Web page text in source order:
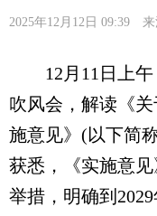
2025年12月12日 09:39
12月11日上午
吹风会，解读《
施意见》(以下简
获悉，《实施意
举措，明确到